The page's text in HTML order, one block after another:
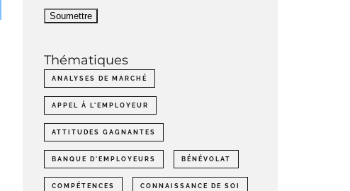
Thématiques
ANALYSES DE MARCHÉ
APPEL À L'EMPLOYEUR
ATTITUDES GAGNANTES
BANQUE D'EMPLOYEURS BÉNÉVOLAT
COMPÉTENCES CONNAISSANCE DE SOI